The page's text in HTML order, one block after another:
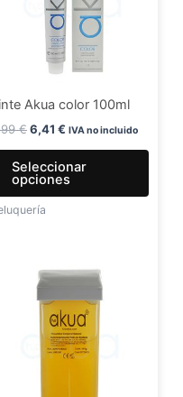
Akua color 100ml
€6,41 € IVA no incluido
Seleccionar
opciones
en